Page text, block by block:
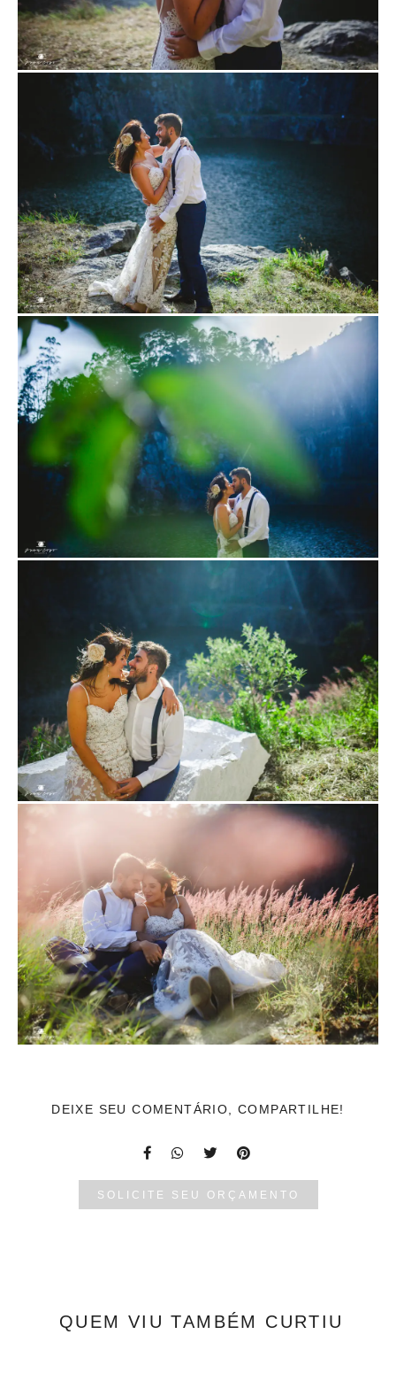
DEIXE SEU COMENTÁRIO, COMPARTILHE!
SOLICITE SEU ORÇAMENTO
QUEM VIU TAMBÉM CURTIU